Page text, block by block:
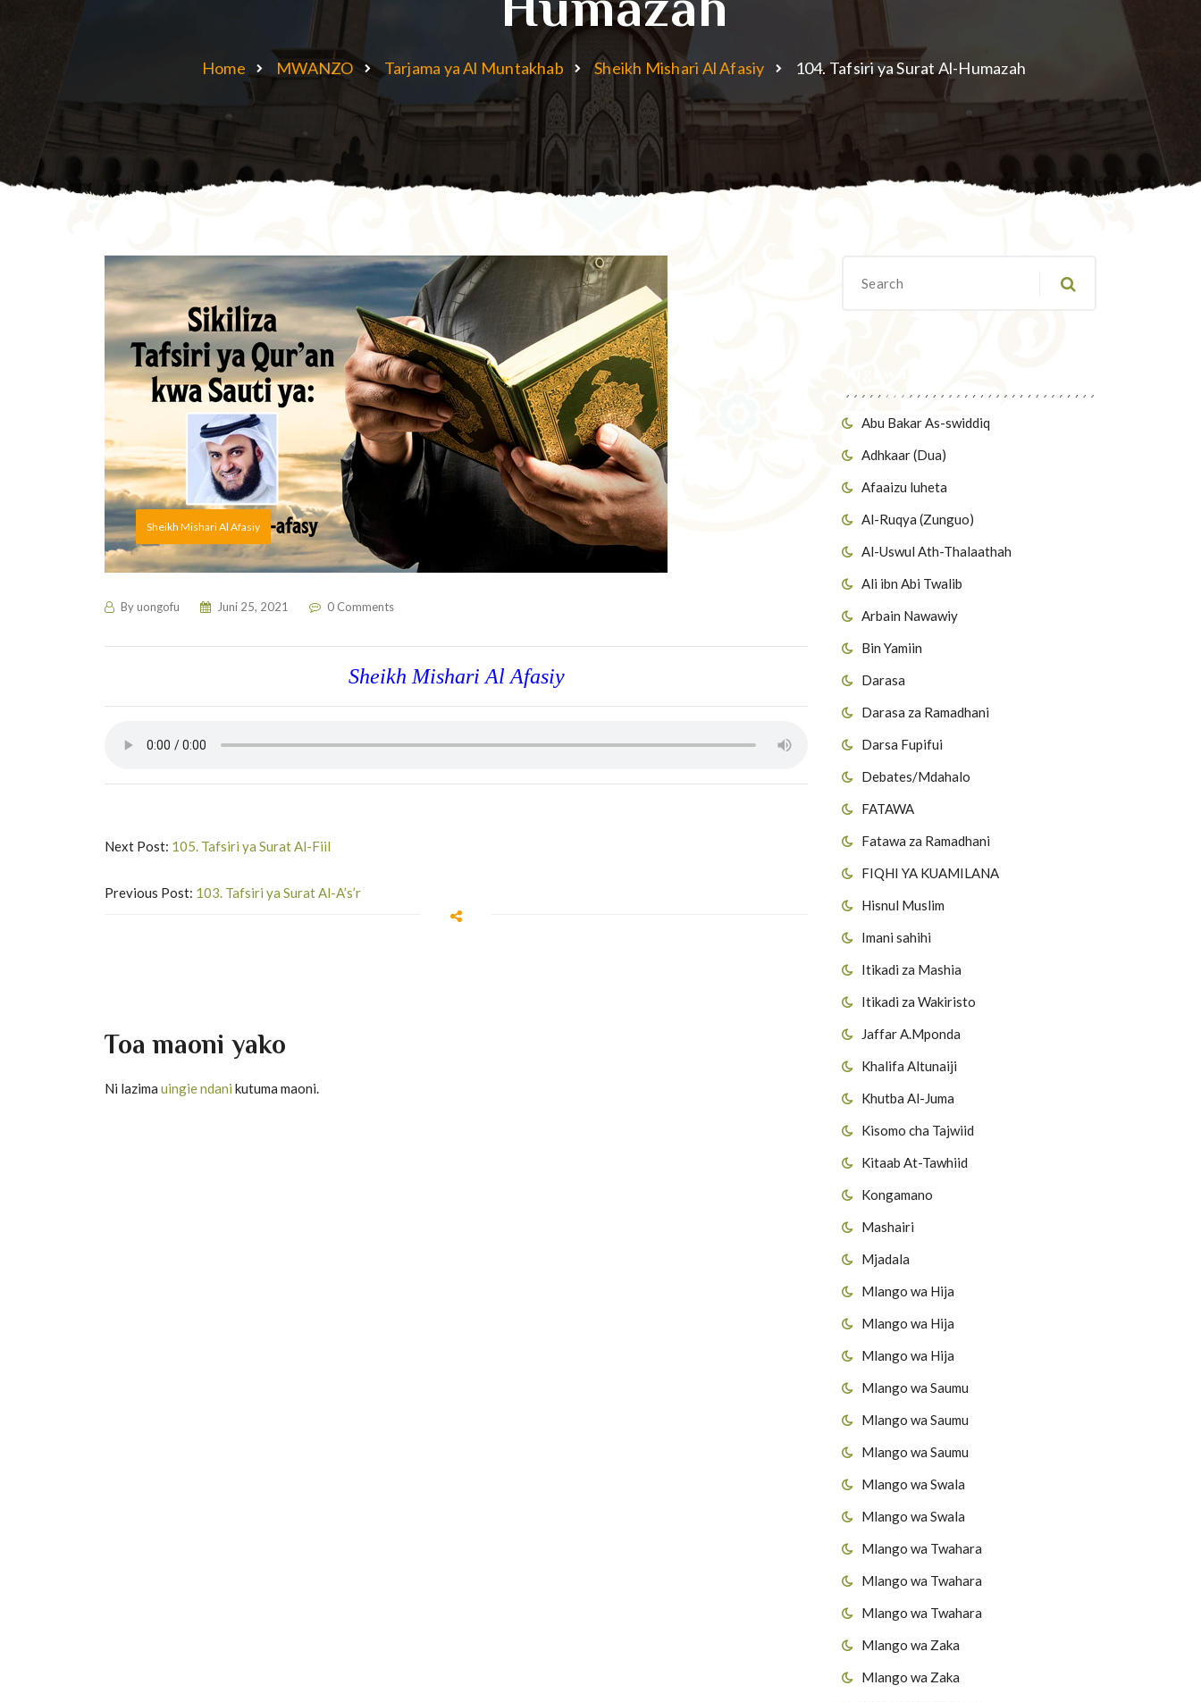
Home MWANZO Tarjama ya Al Muntakhab Sheikh Mishari Al Afasiy 104. Tafsiri ya Surat Al-Humazah
Abu Bakar As-swiddiq
Adhkaar (Dua)
Afaaizu luheta
Al-Ruqya (Zunguo)
Al-Uswul Ath-Thalaathah
Ali ibn Abi Twalib
Arbain Nawawiy
Bin Yamiin
Darasa
Darasa za Ramadhani
Darsa Fupifui
Debates/Mdahalo
FATAWA
Fatawa za Ramadhani
FIQHI YA KUAMILANA
Hisnul Muslim
Imani sahihi
Itikadi za Mashia
Itikadi za Wakiristo
Jaffar A.Mponda
Khalifa Altunaiji
Khutba Al-Juma
Kisomo cha Tajwiid
Kitaab At-Tawhiid
Kongamano
Mashairi
Mjadala
Mlango wa Hija
Mlango wa Hija
Mlango wa Hija
Mlango wa Saumu
Mlango wa Saumu
Mlango wa Saumu
Mlango wa Swala
Mlango wa Swala
Mlango wa Twahara
Mlango wa Twahara
Mlango wa Twahara
Mlango wa Zaka
Mlango wa Zaka
Sheikh Mishari Al Afasiy
Byuongofu Juni 25, 2021 0 Comments
Sheikh Mishari Al Afasiy
Next Post: 105. Tafsiri ya Surat Al-Fiil
Previous Post: 103. Tafsiri ya Surat Al-A’s’r
Toa maoni yako
Ni lazima uingie ndani kutuma maoni.